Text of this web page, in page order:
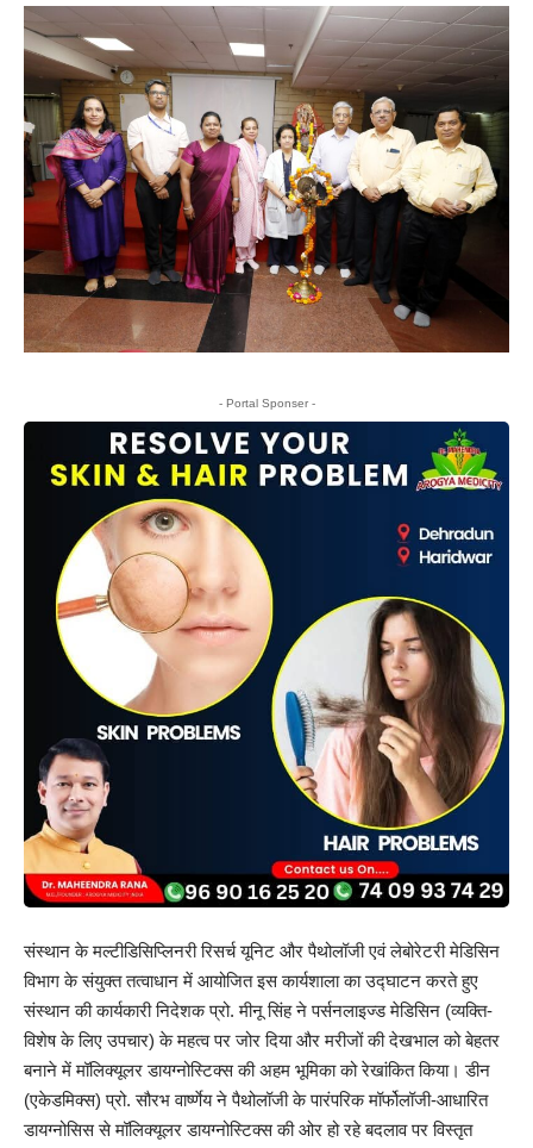
- Portal Sponser -
संस्थान के मल्टीडिसिप्लिनरी रिसर्च यूनिट और पैथोलॉजी एवं लेबोरेटरी मेडिसिन
विभाग के संयुक्त तत्वाधान में आयोजित इस कार्यशाला का उद्घाटन करते हुए
संस्थान की कार्यकारी निदेशक प्रो. मीनू सिंह ने पर्सनलाइज्ड मेडिसिन (व्यक्ति-
विशेष के लिए उपचार) के महत्व पर जोर दिया और मरीजों की देखभाल को बेहतर
बनाने में मॉलिक्यूलर डायग्नोस्टिक्स की अहम भूमिका को रेखांकित किया। डीन
(एकेडमिक्स) प्रो. सौरभ वार्ष्णेय ने पैथोलॉजी के पारंपरिक मॉर्फोलॉजी-आधारित
डायग्नोसिस से मॉलिक्यूलर डायग्नोस्टिक्स की ओर हो रहे बदलाव पर विस्तृत